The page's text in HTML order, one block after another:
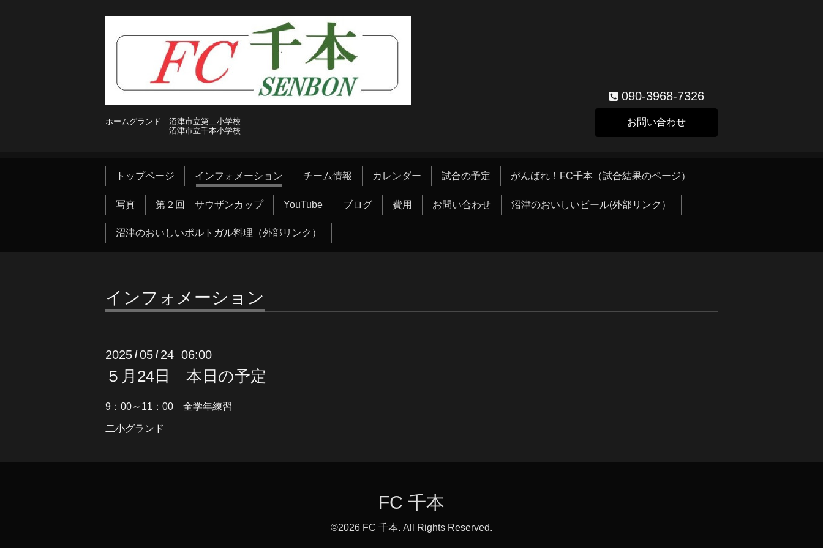
ホームグランド 沼津市立第二小学校
沼津市立千本小学校
090-3968-7326
お問い合わせ
トップページ インフォメーション チーム情報 カレンダー 試合の予定 がんばれ！FC千本（試合結果のページ）
写真 第２回 サウザンカップ YouTube ブログ 費用 お問い合わせ 沼津のおいしいビール(外部リンク）
沼津のおいしいポルトガル料理（外部リンク）
インフォメーション
2025 /05 / 24 06:00
５月24日 本日の予定
9：00～11：00 全学年練習
二小グランド
FC 千本
©2026 FC 千本. All Rights Reserved.